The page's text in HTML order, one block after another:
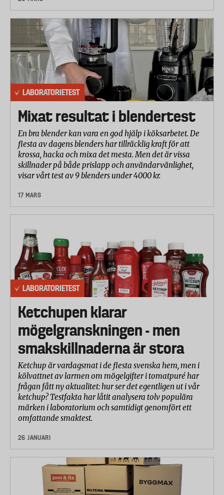
LABORATORIETEST
Mixat resultat i blendertest
En bra blender kan vara en god hjälp i köksarbetet. De
flesta av dagens blenders har tillräcklig kraft för att
krossa, hacka och mixa det mesta. Men det är vissa
skillnader på både prislapp och användarvänlighet,
visar vårt test av 9 blenders under 4000 kr.
17 MARS
LABORATORIETEST
Ketchupen klarar
mögelgranskningen - men
smakskillnaderna är stora
Ketchup är vardagsmat i de flesta svenska hem, men i
kölvattnet av larmen om mögelgifter i tomatpuré har
frågan fått ny aktualitet: hur ser det egentligen ut i vår
ketchup? Testfakta har låtit analysera tolv populära
märken i laboratorium och samtidigt genomfört ett
omfattande smaktest.
26 JANUARI